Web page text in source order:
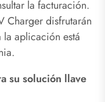
la facturación.
Charger disfrutarán
aplicación está
su solución llave